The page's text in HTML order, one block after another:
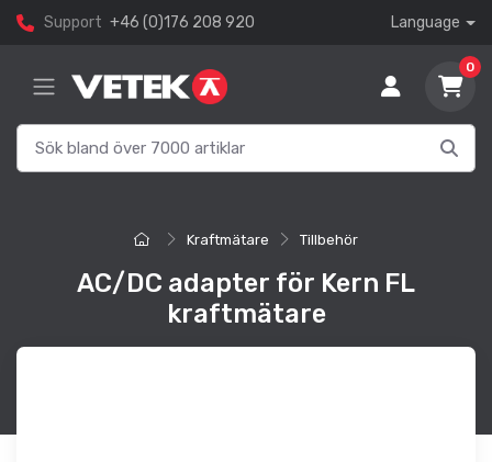
Support +46 (0)176 208 920 Language
0
Kraftmätare Tillbehör
AC/DC adapter för Kern FL
kraftmätare